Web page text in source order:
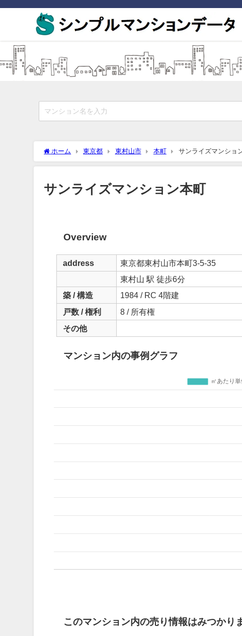
ホーム 東京都 東村山市 本町 サンライズマンショ
サンライズマンション本町
Overview
address
東京都東村山市本町3-5-35
東村山 駅 徒歩6分
築 / 構造
1984 / RC 4階建
戸数 / 権利 8 / 所有権
その他
マンション内の事例グラフ
このマンション内の売り情報はみつかり